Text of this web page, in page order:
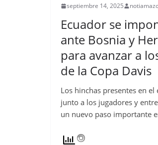
septiembre 14, 2025
Ecuador se
ante Bosnia y
para avanzar a
de la Copa Davis
Los hinchas presentes en
junto a los jugadores y
un nuevo paso importante